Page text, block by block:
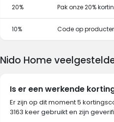
20% Pak onze 20%
10% Code op
Nido Home
Is er een werkende
Er zijn op dit moment 5
3163 keer gebruikt en zijn